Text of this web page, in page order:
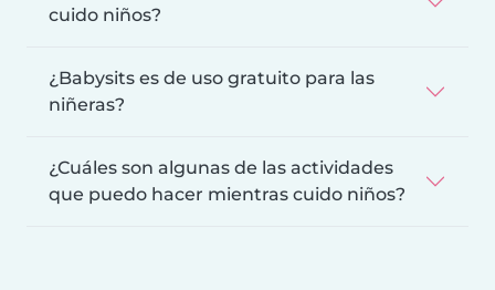
cuido niños?
¿Babysits es de uso gratuito para las
niñeras?
¿Cuáles son algunas de las actividades
que puedo hacer mientras cuido niños?